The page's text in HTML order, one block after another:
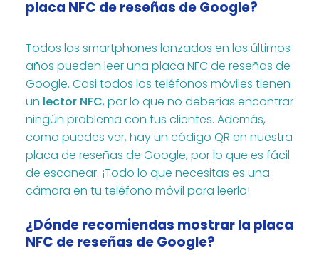
placa NFC de reseñas de Google?
Todos los smartphones lanzados en los últimos
años pueden leer una placa NFC de reseñas de
Google. Casi todos los teléfonos móviles tienen
un lector NFC, por lo que no deberías encontrar
ningún problema con tus clientes. Además,
como puedes ver, hay un código QR en nuestra
placa de reseñas de Google, por lo que es fácil
de escanear. ¡Todo lo que necesitas es una
cámara en tu teléfono móvil para leerlo!
¿Dónde recomiendas mostrar la placa
NFC de reseñas de Google?